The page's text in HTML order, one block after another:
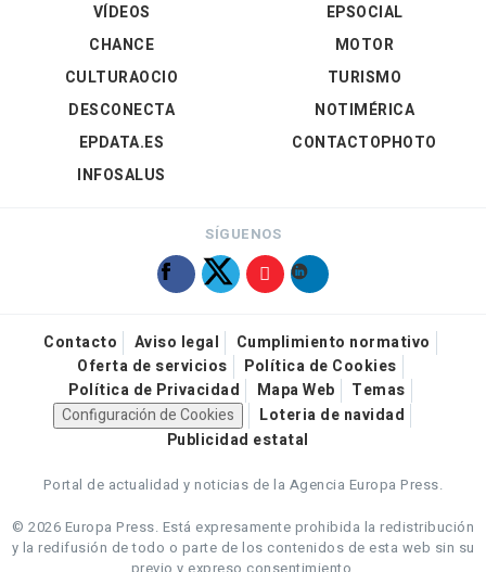
VÍDEOS
EPSOCIAL
CHANCE
CULTURAOCIO
DESCONECTA
EPDATA.ES
INFOSALUS
MOTOR
TURISMO
NOTIMÉRICA
CONTACTOPHOTO
SÍGUENOS
Contacto Aviso legal
Cumplimiento normativo
Oferta de servicios
Política de Cookies
Política de Privacidad
Mapa Web
Temas
Configuración de Cookies
Loteria de navidad
Publicidad estatal
Portal de actualidad y noticias de la Agencia Europa Press.
© 2026 Europa Press. Está expresamente prohibida la redistribución
y la redifusión de todo o parte de los contenidos de esta web sin su